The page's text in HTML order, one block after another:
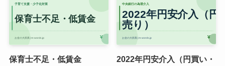
保育士不足・低賃金
2022年円安介入（円買い・